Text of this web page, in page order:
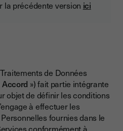
la précédente version ici
de Données
Accord ») fait partie intégrante
objet de définir les conditions
à effectuer les
fournies dans le
conformément à